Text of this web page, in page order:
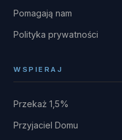
Pomagają nam
Polityka prywatności
WSPIERAJ
Przekaż 1,5%
Przyjaciel Domu